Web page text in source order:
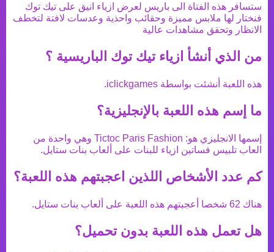
ستسافر هذه الفتاة الى باريس لعرض ازياء انيق على تيك توك
فنختار لها ملابس مميزة وحقائب واحذية وعدسات لافتة لتخطف
الانظار وتحقق مشاهدات عالية
من الذي أنشأ ازياء تيك توك الباريسية ؟
هذه اللعبة أنشئت بواسطة iclickgames
.
ما إسم هذه اللعبة بالإنجليزية؟
إسمها الانجليزي هو: Tictoc Paris Fashion وهي واحدة من
العاب تلبيس فساتين ازياء للبنات على ألعاب بنات ستايل.
كم عدد الأشخاص اللذين اعجبتهم هذه اللعبة؟
هناك 62 شخصا أعجبتهم هذه اللعبة على ألعاب بنات ستايل.
هل تعمل هذه اللعبة بدون تحميل؟